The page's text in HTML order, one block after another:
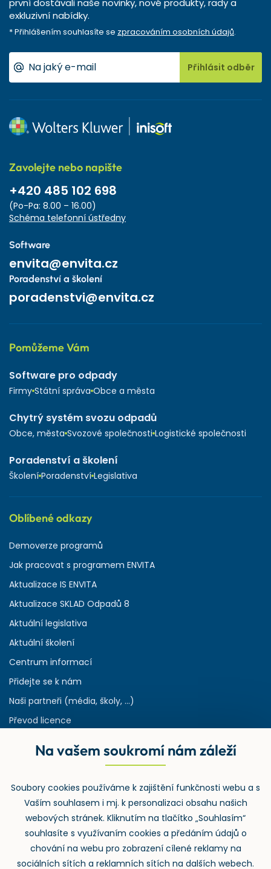
exkluzivní nabídky.
* Přihlášením souhlasíte se zpracováním osobních údajů.
Přihlásit odběr
Zavolejte nebo napište
+420 485 102 698
(Po-Pa: 8.00 – 16.00)
Schéma telefonní ústředny
Software
envita@envita.cz
Poradenství a školení
poradenstvi@envita.cz
Pomůžeme Vám
Software pro odpady
Firmy Státní správa Obce a města
Chytrý systém svozu odpadů
Obce, města Svozové společnosti Logistické společnosti
Poradenství a školení
Školení Poradenství Legislativa
Oblíbené odkazy
Demoverze programů
Jak pracovat s programem ENVITA
Aktualizace IS ENVITA
Aktualizace SKLAD Odpadů 8
Aktuální legislativa
Aktuální školení
Centrum informací
Přidejte se k nám
Naši partneři (média, školy, ...)
Převod licence
Rejstřík používaných zkratek v odpadech
Zpětný odběr
Na vašem soukromí nám záleží
Soubory cookies používáme k zajištění funkčnosti webu a s
Vaším souhlasem i mj. k personalizaci obsahu našich
webových stránek. Kliknutím na tlačítko „Souhlasím“
souhlasíte s využívaním cookies a předáním údajů o
chování na webu pro zobrazení cílené reklamy na
sociálních sítích a reklamních sítích na dalších webech.